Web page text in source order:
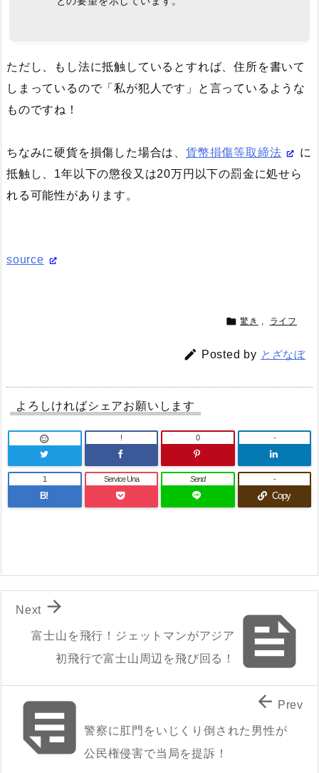
ただし、もし法に抵触しているとすれば、住所を書いて
しまっているので「私が犯人です」と言っているような
ものですね！
ちなみに硬貨を損傷した場合は、 貨幣損傷等取締法
に
抵触し、1年以下の懲役又は20万円以下の罰金に処せら
れる可能性があります。
source
 驚き , ライフ
 Posted by とざなぼ
よろしければシェアお願いします
 ! 0 -
B!
1 Service Una Send
Copy
-

富士山を飛行！ジェットマンがアジア
初飛行で富士山周辺を飛び回る！

Next
警察に肛門をいじくり倒された男性が
公民権侵害で当局を提訴！
 Prev